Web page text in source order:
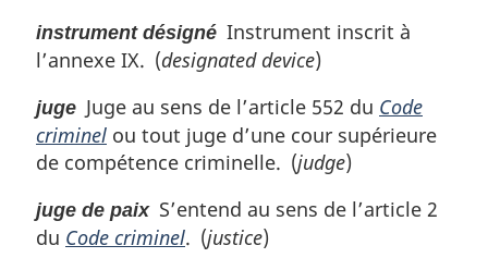
instrument désigné Instrument inscrit à
l’annexe IX. (designated device)
juge Juge au sens de l’article 552 du Code
criminel ou tout juge d’une cour supérieure
de compétence criminelle. (judge)
juge de paixS’entend au sens de l’article 2
du Code criminel. (justice)